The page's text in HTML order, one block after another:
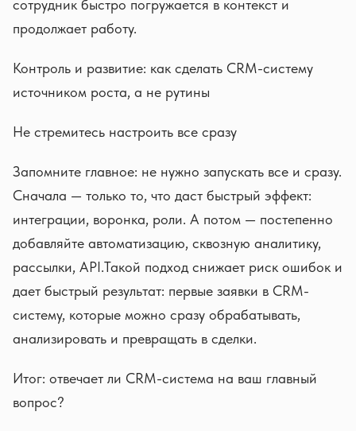
сотрудник быстро погружается в контекст и
продолжает работу.
Контроль и развитие: как сделать CRM-систему
источником роста, а не рутины
Не стремитесь настроить все сразу
Запомните главное: не нужно запускать все и сразу.
Сначала — только то, что даст быстрый эффект:
интеграции, воронка, роли. А потом — постепенно
добавляйте автоматизацию, сквозную аналитику,
рассылки, API.Такой подход снижает риск ошибок и
дает быстрый результат: первые заявки в CRM-
систему, которые можно сразу обрабатывать,
анализировать и превращать в сделки.
Итог: отвечает ли CRM-система на ваш главный
вопрос?